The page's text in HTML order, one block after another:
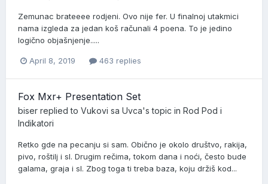
Zemunac brateeee rodjeni. Ovo nije fer. U finalnoj utakmici
nama izgleda za jedan koš računali 4 poena. To je jedino
logično objašnjenje.....
April 8, 2019 463 replies
Fox Mxr+ Presentation Set
biser replied to Vukovi sa Uvca's topic in Rod Pod i
Indikatori
Retko gde na pecanju si sam. Obično je okolo društvo, rakija,
pivo, roštilj i sl. Drugim rečima, tokom dana i noći, često bude
galama, graja i sl. Zbog toga ti treba baza, koju držiš kod...